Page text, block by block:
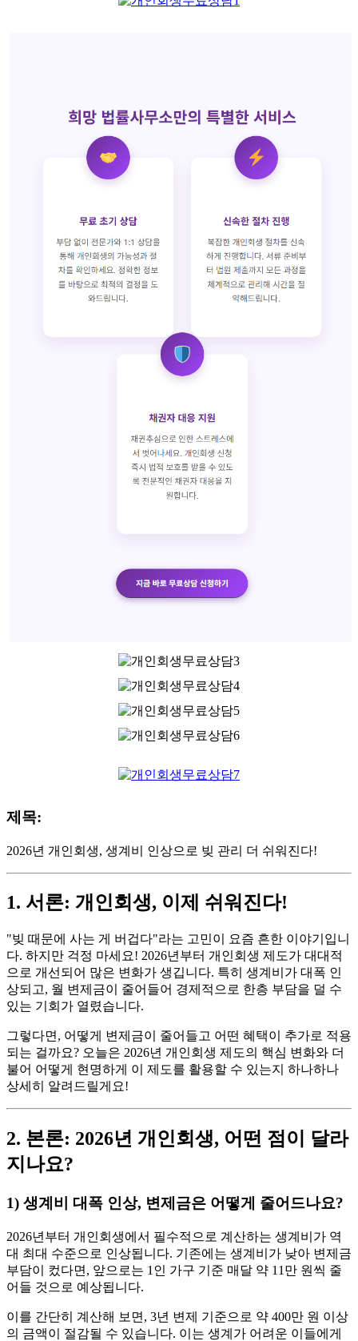
제목:
2026년 개인회생, 생계비 인상으로 빚 관리 더 쉬워진다!
1. 서론: 개인회생, 이제 쉬워진다!
"빚 때문에 사는 게 버겁다"라는 고민이 요즘 흔한 이야기입니
다. 하지만 걱정 마세요! 2026년부터 개인회생 제도가 대대적
으로 개선되어 많은 변화가 생깁니다. 특히 생계비가 대폭 인
상되고, 월 변제금이 줄어들어 경제적으로 한층 부담을 덜 수
있는 기회가 열렸습니다.
그렇다면, 어떻게 변제금이 줄어들고 어떤 혜택이 추가로 적용
되는 걸까요? 오늘은 2026년 개인회생 제도의 핵심 변화와 더
불어 어떻게 현명하게 이 제도를 활용할 수 있는지 하나하나
상세히 알려드릴게요!
2. 본론: 2026년 개인회생, 어떤 점이 달라
지나요?
1) 생계비 대폭 인상, 변제금은 어떻게 줄어드나요?
2026년부터 개인회생에서 필수적으로 계산하는 생계비가 역
대 최대 수준으로 인상됩니다. 기존에는 생계비가 낮아 변제금
부담이 컸다면, 앞으로는 1인 가구 기준 매달 약 11만 원씩 줄
어들 것으로 예상됩니다.
이를 간단히 계산해 보면, 3년 변제 기준으로 약 400만 원 이상
의 금액이 절감될 수 있습니다. 이는 생계가 어려운 이들에게